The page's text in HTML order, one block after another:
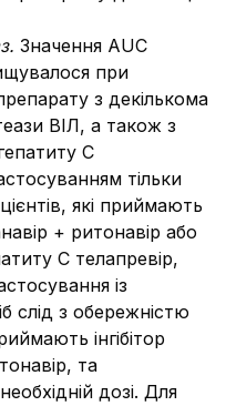
Значення AUC
при
з декількома
ВІЛ, а також з
С
тільки
які приймають
+ ритонавір або
C телапревір,
із
слід з обережністю
інгібітор
та
дозі. Для